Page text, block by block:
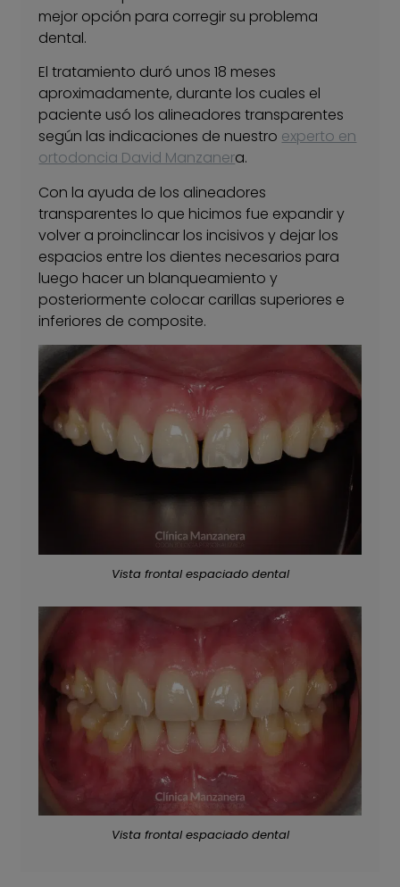
mejor opción para corregir su problema
dental.
El tratamiento duró unos 18 meses
aproximadamente, durante los cuales el
paciente usó los alineadores transparentes
según las indicaciones de nuestro experto en
ortodoncia David Manzanera.
Con la ayuda de los alineadores
transparentes lo que hicimos fue expandir y
volver a proinclincar los incisivos y dejar los
espacios entre los dientes necesarios para
luego hacer un blanqueamiento y
posteriormente colocar carillas superiores e
inferiores de composite.
Vista frontal espaciado dental
Vista frontal espaciado dental